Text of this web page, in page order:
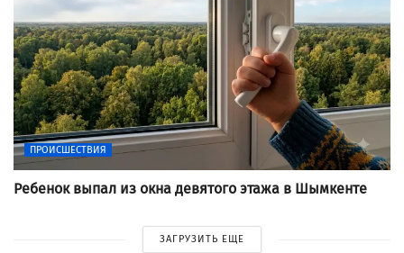
ПРОИСШЕСТВИЯ
Ребенок выпал из окна девятого этажа в Шымкенте
ЗАГРУЗИТЬ ЕЩЕ